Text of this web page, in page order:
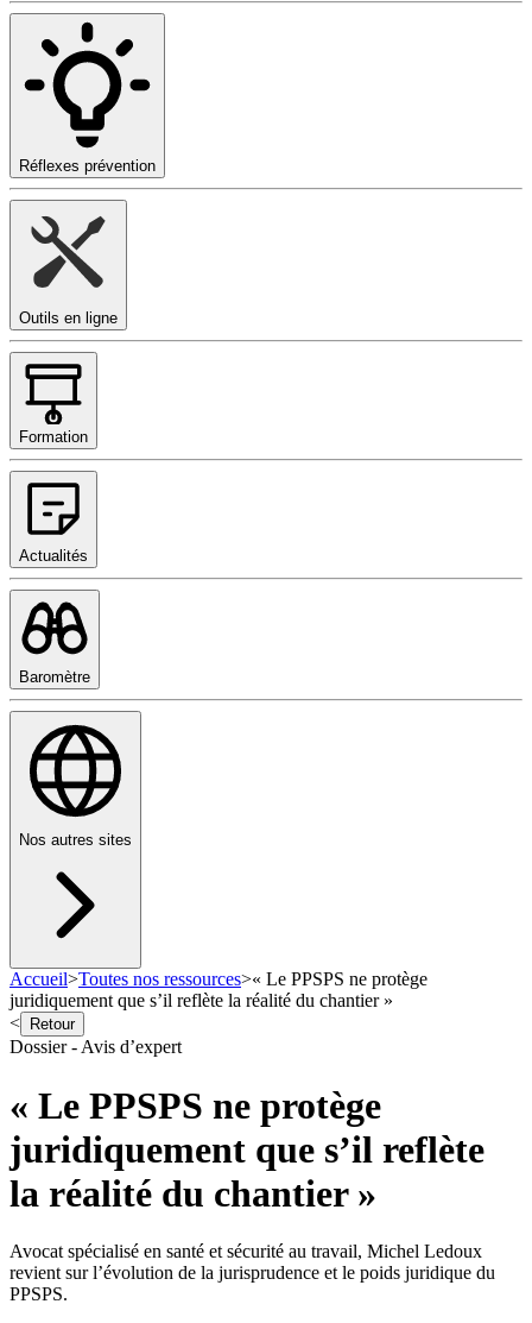
Réflexes prévention
Outils en ligne
Formation
Actualités
Baromètre
Nos autres sites
Accueil>Toutes nos ressources>« Le PPSPS ne protège
juridiquement que s’il reflète la réalité du chantier »
<
Retour
Dossier - Avis d’expert
« Le PPSPS ne protège
juridiquement que s’il reflète
la réalité du chantier »
Avocat spécialisé en santé et sécurité au travail, Michel Ledoux
revient sur l’évolution de la jurisprudence et le poids juridique du
PPSPS.